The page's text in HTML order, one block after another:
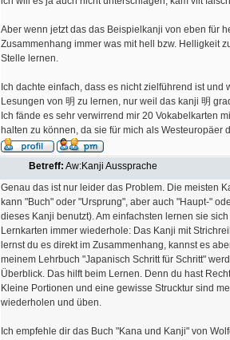
Aber wenn jetzt das das Beispielkanji von eben für
Zusammenhang immer was mit hell bzw. Helligkeit
Stelle lernen.
Ich dachte einfach, dass es nicht zielführend ist
Lesungen von 明 zu lernen, nur weil das kanji 明
Ich fände es sehr verwirrend mir 20 Vokabelkarten
halten zu können, da sie für mich als
Betreff: Aw:Kanji Aussprache
Genau das ist nur leider das Problem. Die meisten
kann "Buch" oder "Ursprung", aber auch "Haupt-"
dieses Kanji benutzt). Am einfachsten lernen sie
Lernkarten immer wiederhole: Das Kanji mit
lernst du es direkt im Zusammenhang, kannst es
meinem Lehrbuch "Japanisch Schritt für Schritt"
Überblick. Das hilft beim Lernen. Denn du hast
Kleine Portionen und eine gewisse Strucktur sind
wiederholen und üben.
Ich empfehle dir das Buch "Kana und Kanji" von